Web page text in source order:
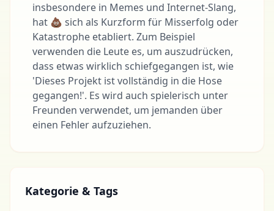
insbesondere in Memes und Internet-Slang,
hat 💩 sich als Kurzform für Misserfolg oder
Katastrophe etabliert. Zum Beispiel
verwenden die Leute es, um auszudrücken,
dass etwas wirklich schiefgegangen ist, wie
'Dieses Projekt ist vollständig in die Hose
gegangen!'. Es wird auch spielerisch unter
Freunden verwendet, um jemanden über
einen Fehler aufzuziehen.
Kategorie & Tags